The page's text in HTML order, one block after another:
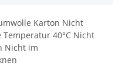
Karton Nicht
40°C Nicht
Nicht im